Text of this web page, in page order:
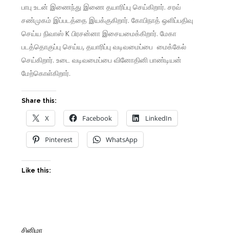
பாபு உடன் இணைந்து இணை தயாரிப்பு செய்கிறார். சரவ்
சண்முகம் இப்படத்தை இயக்குகிறார். கோபிநாத் ஒளிப்பதிவு
செய்ய நிவாஸ் K பிரசன்னா இசையமைக்கிறார். மேகா
படத்தொகுப்பு செய்ய, தயாரிப்பு வடிவமைப்பை மைக்கேல்
செய்கிறார். உடை வடிவமைப்பை வினோதினி பாண்டியன்
மேற்கொள்கிறார்.
Share this:
X Facebook LinkedIn
Pinterest WhatsApp
Like this:
சினிமா